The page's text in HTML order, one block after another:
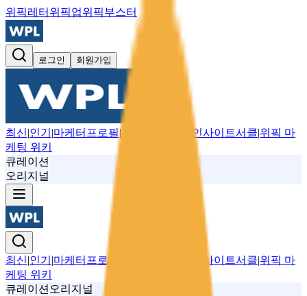
위픽레터 위픽업위픽부스터
로그인 회원가입
최신|인기 |마케터프로필| 위픽 인사이트서클|위픽 마
케팅 위키
큐레이션
오리지널
최신|인기 |마케터프로필 위픽 인사이트서클|위픽 마
케팅 위키
큐레이션 오리지널